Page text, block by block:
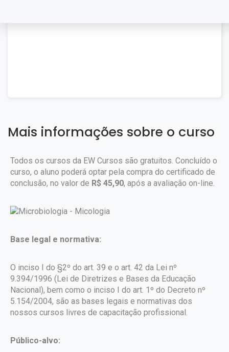
Mais informações sobre o curso
Todos os cursos da EW Cursos são gratuitos. Concluído o
curso, o aluno poderá optar pela compra do certificado de
conclusão, no valor de R$ 45,90, após a avaliação on-line.
Base legal e normativa:
O inciso I do §2º do art. 39 e o art. 42 da Lei nº
9.394/1996 (Lei de Diretrizes e Bases da Educação
Nacional), bem como o inciso I do art. 1º do Decreto nº
5.154/2004, são as bases legais e normativas dos
nossos cursos livres de capacitação profissional.
Público-alvo: